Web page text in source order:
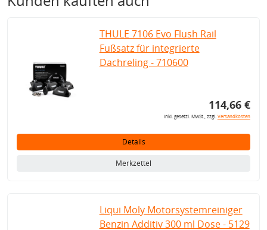
THULE 7106 Evo Flush Rail
Fußsatz für integrierte
Dachreling - 710600
114,66 €
inkl. gesetzl. MwSt., zzgl.Versandkosten
Details
Merkzettel
Liqui Moly Motorsystemreiniger
Benzin Additiv 300 ml Dose - 5129